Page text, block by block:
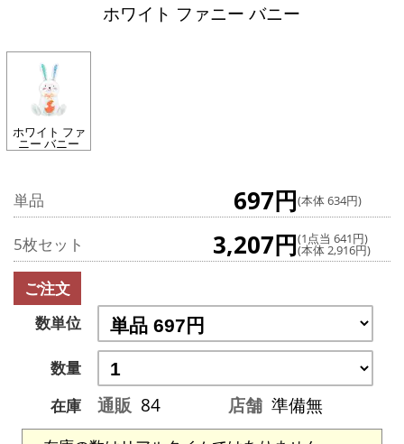
ホワイト ファニー バニー
ホワイト ファ
ニー バニー
単品 697円(本体 634円)
5枚セット 3,207円(1点当 641円)
(本体 2,916円)
ご注文
数単位
数量
在庫
通販 84 店舗 準備無